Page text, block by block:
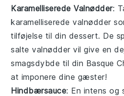
Karamelliserede Valnødder:
karamelliserede valnødder
tilføjelse til din dessert. De
saltevalnødder vil give en
smagsdybde til din Basque
at imponere dine gæster!
Hindbærsauce: En intens og